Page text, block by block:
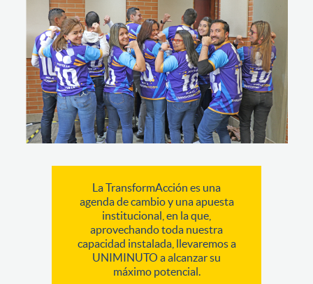
La TransformAcción es una
agenda de cambio y una apuesta
institucional, en la que,
aprovechando toda nuestra
capacidad instalada, llevaremos a
UNIMINUTO a alcanzar su
máximo potencial.